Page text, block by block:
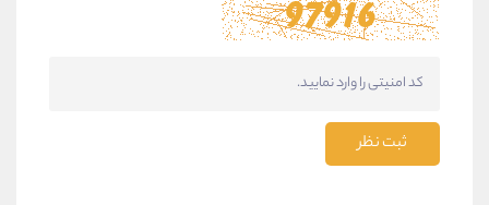
ثبت نظر